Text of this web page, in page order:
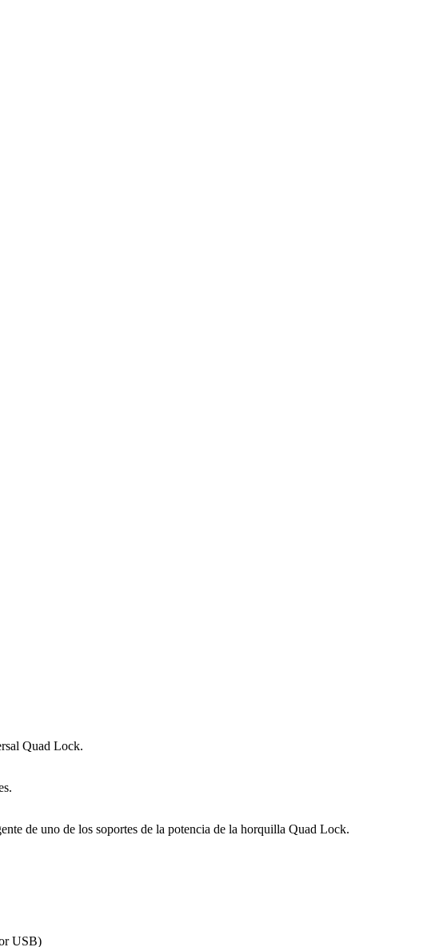
Quad Lock.
de uno de los soportes de la potencia de la horquilla Quad Lock.
USB)